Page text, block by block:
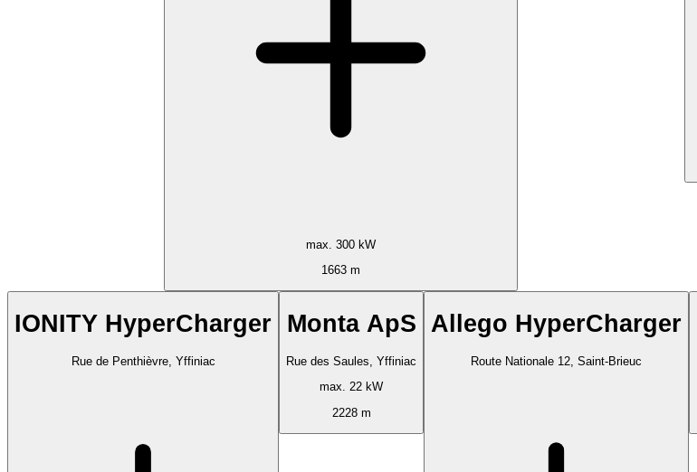
max. 300 kW
1663 m
IONITY HyperCharger
Rue de Penthièvre, Yffiniac
Monta ApS
Rue des Saules, Yffiniac
max. 22 kW
2228 m
Allego HyperCharger
Route Nationale 12, Saint-Brieuc